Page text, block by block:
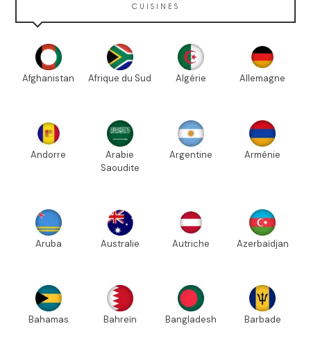
CUISINES
Afghanistan Afrique du Sud Algérie Allemagne
Andorre
Arabie
Saoudite
Argentine Arménie
Aruba Australie Autriche Azerbaïdjan
Bahamas Bahreïn Bangladesh Barbade